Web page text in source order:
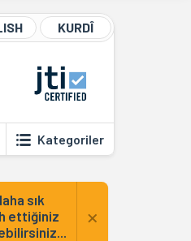
KURDÎ
Kategoriler
sık
ettiğiniz
×